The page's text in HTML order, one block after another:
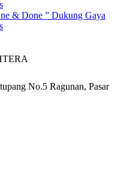
& Done ” Dukung Gaya
No.5 Ragunan, Pasar